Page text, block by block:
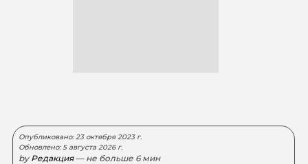
Опубликовано: 23 октября 2023 г.
Обновлено: 5 августа 2026 г.
by Редакция — не больше 6 мин